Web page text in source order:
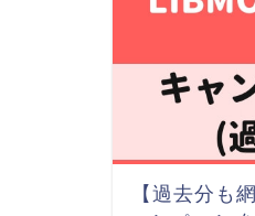
【過去分も